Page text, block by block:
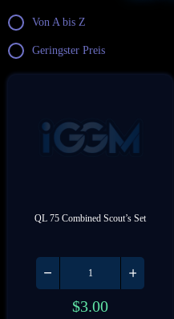
Von A bis Z
Geringster Preis
QL 75 Combined Scout’s Set
$3.00